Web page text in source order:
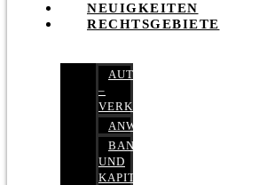
NEUIGKEITEN
RECHTSGEBIETE
AUTOBETRUG
–
VERKEHRSRECHT
BANK-
UND
KAPITALMARKTRECHT